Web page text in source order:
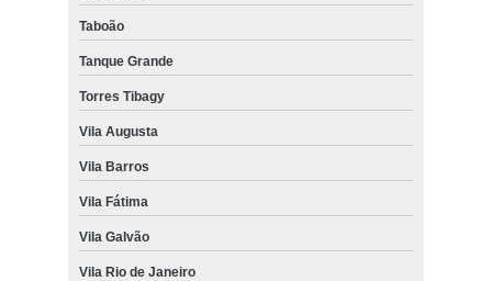
Taboão
Tanque Grande
Torres Tibagy
Vila Augusta
Vila Barros
Vila Fátima
Vila Galvão
Vila Rio de Janeiro